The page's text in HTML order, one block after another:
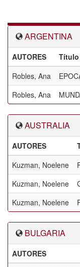
ARGENTINA
AUTORES
Robles, Ana
Robles, Ana
AUSTRALIA
AUTORES
Kuzman, Noelene
Kuzman, Noelene
Kuzman, Noelene
BULGARIA
AUTORES